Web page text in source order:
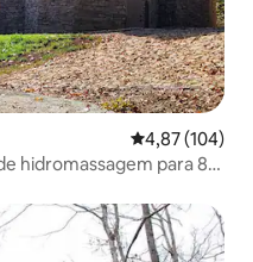
4,87 de uma
4,87 (104)
hidromassagem para 8